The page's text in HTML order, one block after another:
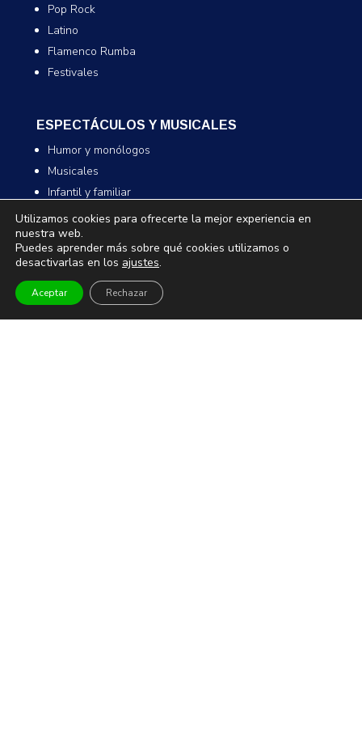
Pop Rock
Latino
Flamenco Rumba
Festivales
ESPECTÁCULOS Y MUSICALES
Humor y monólogos
Musicales
Infantil y familiar
Magia
TEATRO Y DANZA
Teatro
Utilizamos cookies para ofrecerte la mejor experiencia en
nuestra web.
Puedes aprender más sobre qué cookies utilizamos o
desactivarlas en los ajustes.
Aceptar Rechazar